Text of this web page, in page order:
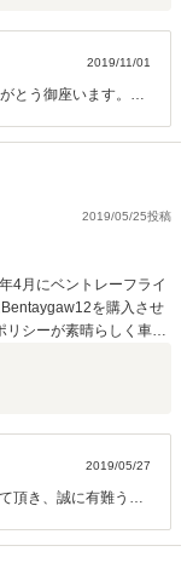
2019/11/01
一同、大変大切に想
の内容向上に努めて
願い申し上げます。
2019/05/25投稿
4月にベントレーフライ
を購入させ
リシーが素晴らしく車を
行距離も数百キロとい
担当の庄村さんには感
購入させて頂きます。本
2019/05/27
頂き、誠に有難う御
４５８
弊社にて購入して頂